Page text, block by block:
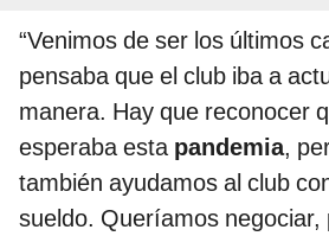
“Venimos de ser los últimos
pensaba que el club iba a
manera. Hay que reconocer
esperaba esta pandemia,
también ayudamos al club
sueldo. Queríamos negociar,